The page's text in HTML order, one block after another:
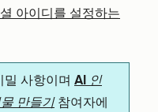
아이디를 설정하는
밀 사항이며 AI 인
만들기참여자에